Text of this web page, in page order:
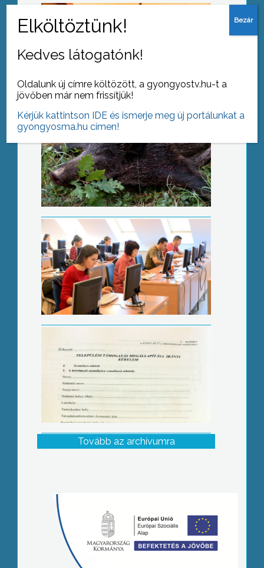
Kezdődik a vadászati szezon
Online diákhitel
Méltányossági kérelem ápolási díjhoz
Tovább az archívumra
Kedves látogatónk!
Oldalunk új címre költözött, a gyongyostv.hu-t a
jövőben már nem frissítjük!
Kérjük kattintson IDE és ismerje meg új portálunkat a
gyongyosma.hu címen!